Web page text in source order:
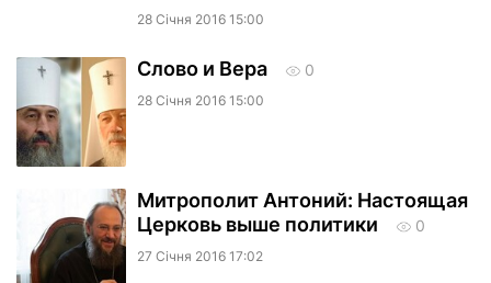
28 Сiчня 2016 15:00
Слово и Вера 0
28 Сiчня 2016 15:00
Митрополит Антоний: Настоящая
Церковь выше политики
0
27 Сiчня 2016 17:02